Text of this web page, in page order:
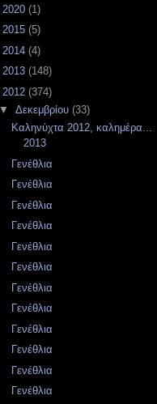
2020 (1)
2015 (5)
2014 (4)
2013 (148)
2012 (374)
▼ Δεκεμβρίου (33)
Καληνύχτα 2012, καλημέρα...
2013
Γενέθλια
Γενέθλια
Γενέθλια
Γενέθλια
Γενέθλια
Γενέθλια
Γενέθλια
Γενέθλια
Γενέθλια
Γενέθλια
Γενέθλια
Γενέθλια